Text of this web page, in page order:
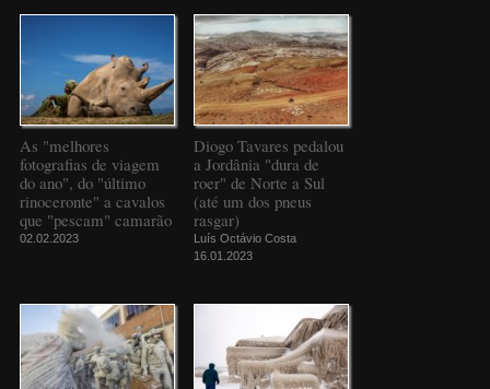
As "melhores
fotografias de viagem
do ano", do "último
rinoceronte" a cavalos
que "pescam" camarão
02.02.2023
Diogo Tavares pedalou
a Jordânia "dura de
roer" de Norte a Sul
(até um dos pneus
rasgar)
Luís Octávio Costa
16.01.2023